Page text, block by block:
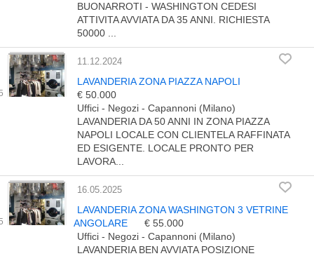
BUONARROTI - WASHINGTON CEDESI
ATTIVITA AVVIATA DA 35 ANNI. RICHIESTA
50000 ...
11.12.2024
LAVANDERIA ZONA PIAZZA NAPOLI
€ 50.000
Uffici - Negozi - Capannoni (Milano)
LAVANDERIA DA 50 ANNI IN ZONA PIAZZA
NAPOLI LOCALE CON CLIENTELA RAFFINATA
ED ESIGENTE. LOCALE PRONTO PER
LAVORA...
16.05.2025
LAVANDERIA ZONA WASHINGTON 3 VETRINE
ANGOLARE
€ 55.000
Uffici - Negozi - Capannoni (Milano)
LAVANDERIA BEN AVVIATA POSIZIONE